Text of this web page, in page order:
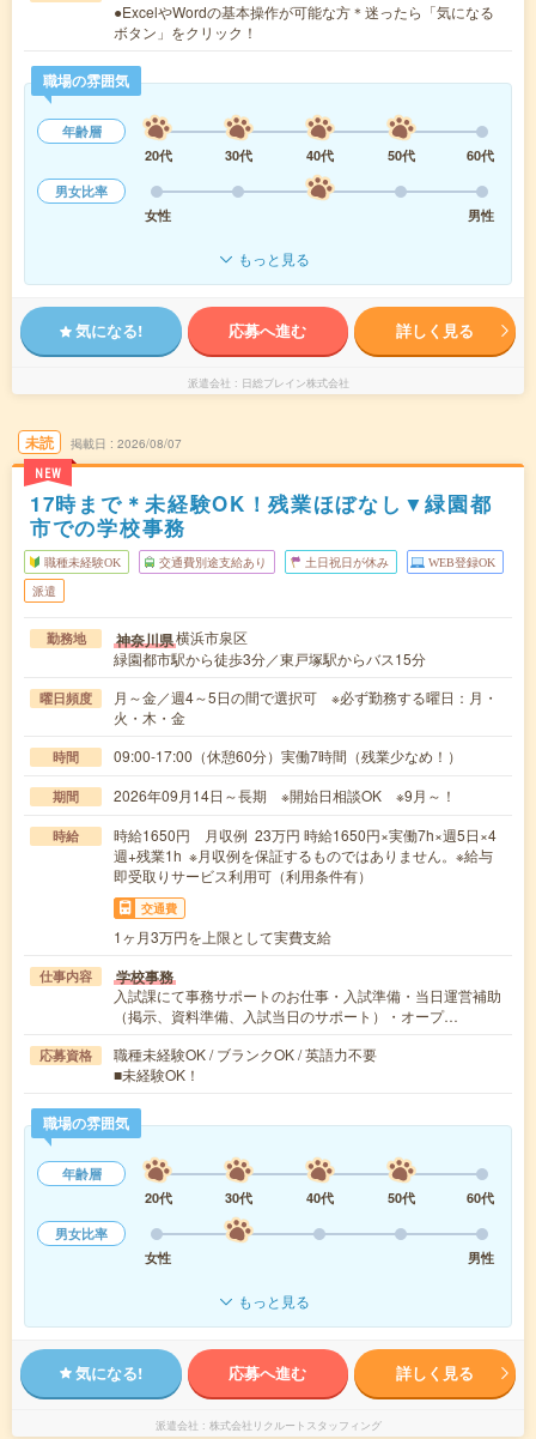
●ExcelやWordの基本操作が可能な方＊迷ったら「気になる
ボタン」をクリック！
職場の雰囲気
年齢層
20代
30代 40代 50代
60代
男女比率
女性
男性
もっと見る
気になる! 応募へ進む 詳しく見る
派遣会社 日総ブレイン株式会社
未読
NEW
掲載日 2026/08/07
17時まで＊未経験OK！残業ほぼなし▼緑園都
市での学校事務
職種未経験OK 交通費別途支給あり 土日祝日が休み WEB登録OK
派遣
勤務地 神奈川県横浜市泉区
緑園都市駅から徒歩3分／東戸塚駅からバス15分
曜日頻度
月～金／週4～5日の間で選択可 ※必ず勤務する曜日：月・
火・木・金
時間 09:00-17:00（休憩60分）実働7時間（残業少なめ！）
期間 2026年09月14日～長期 ※開始日相談OK ※9月～！
時給
時給1650円 月収例 23万円 時給1650円×実働7h×週5日×4
週+残業1h ※月収例を保証するものではありません。※給与
即受取りサービス利用可（利用条件有）
交通費
1ヶ月3万円を上限として実費支給
仕事内容 学校事務
入試課にて事務サポートのお仕事・入試準備・当日運営補助
（掲示、資料準備、入試当日のサポート）・オープ…
応募資格
職種未経験OK / ブランクOK / 英語力不要
■未経験OK！
職場の雰囲気
年齢層
20代
30代 40代 50代
60代
男女比率
女性
男性
もっと見る
気になる! 応募へ進む 詳しく見る
派遣会社 株式会社リクルートスタッフィング